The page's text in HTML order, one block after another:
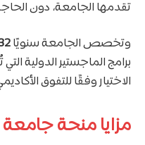
تقدمها الجامعة، دون
وتخصص الجامعة سنويًا132
برامج الماجستير الدولية
الاختيار وفقًا للتفوق
مزايا منحة جامعة